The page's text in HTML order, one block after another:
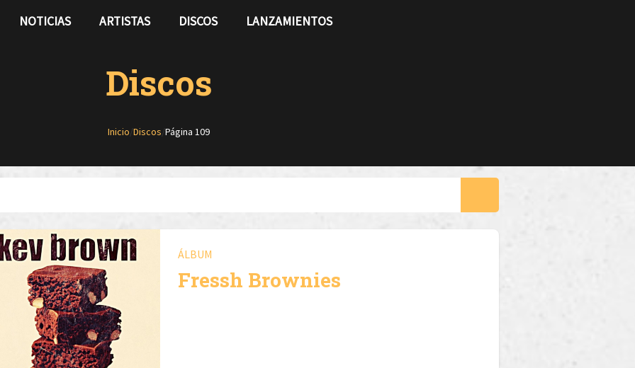
NOTICIAS ARTISTAS DISCOS LANZAMIENTOS
Discos
Inicio/Discos/Página 109
ÁLBUM
Fressh Brownies